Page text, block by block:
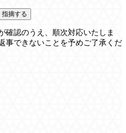
指摘する
確認のうえ、順次対応いたしま
事できないことを予めご了承くだ